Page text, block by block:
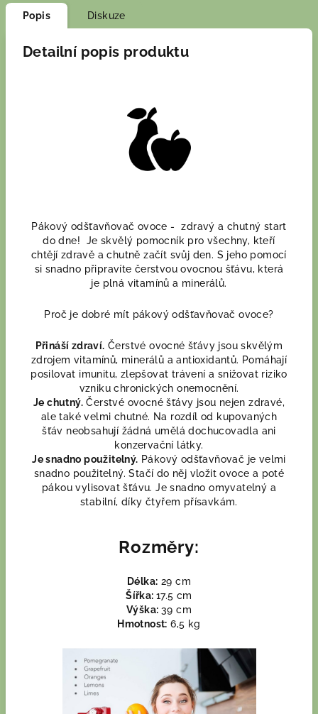
Popis Diskuze
Detailní popis produktu
Pákový odšťavňovač ovoce - zdravý a chutný start
do dne! Je skvělý pomocník pro všechny, kteří
chtějí zdravě a chutně začít svůj den. S jeho pomocí
si snadno připravíte čerstvou ovocnou šťávu, která
je plná vitamínů a minerálů.
Proč je dobré mít pákový odšťavňovač ovoce?
Přináší zdraví. Čerstvé ovocné šťávy jsou skvělým
zdrojem vitamínů, minerálů a antioxidantů. Pomáhají
posilovat imunitu, zlepšovat trávení a snižovat riziko
vzniku chronických onemocnění.
Je chutný. Čerstvé ovocné šťávy jsou nejen zdravé,
ale také velmi chutné. Na rozdíl od kupovaných
šťáv neobsahují žádná umělá dochucovadla ani
konzervační látky.
Je snadno použitelný. Pákový odšťavňovač je velmi
snadno použitelný. Stačí do něj vložit ovoce a poté
pákou vylisovat šťávu. Je snadno omyvatelný a
stabilní, díky čtyřem přísavkám.
Rozměry:
Délka: 29 cm
Šířka: 17.5 cm
Výška: 39 cm
Hmotnost: 6,5 kg